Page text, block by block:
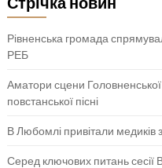
Рівненська громада
РЕБ
Аматори сцени
повстанської пісні
В Любомлі привітали
Серед ключових питань сесії